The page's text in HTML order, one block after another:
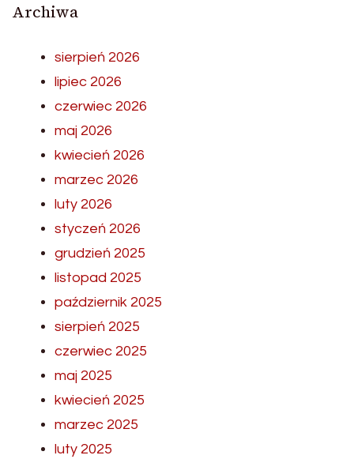
Archiwa
sierpień 2026
lipiec 2026
czerwiec 2026
maj 2026
kwiecień 2026
marzec 2026
luty 2026
styczeń 2026
grudzień 2025
listopad 2025
październik 2025
sierpień 2025
czerwiec 2025
maj 2025
kwiecień 2025
marzec 2025
luty 2025